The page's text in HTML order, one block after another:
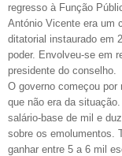
regresso à Função
António Vicente era um
ditatorial instaurado em
poder. Envolveu-se em
presidente do conselho.
O governo começou por
que não era da
salário-base de mil e
sobre os emolumentos.
ganhar entre 5 a 6 mil